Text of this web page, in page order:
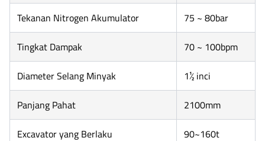
Tekanan Nitrogen Akumulator 75 ~ 80bar
Tingkat Dampak 70 ~ 100bpm
Diameter Selang Minyak 1½ inci
Panjang Pahat 2100mm
Excavator yang Berlaku 90~160t